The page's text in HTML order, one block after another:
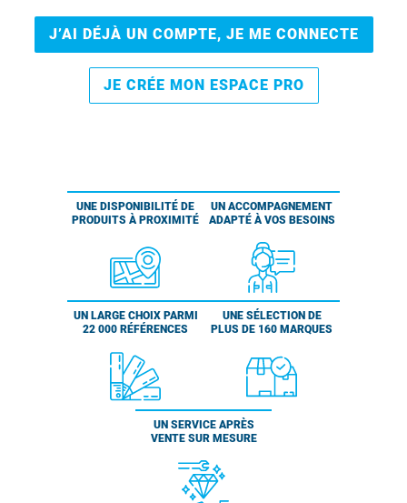
J’AI DÉJÀ UN COMPTE, JE ME CONNECTE
JE CRÉE MON ESPACE PRO
UNE DISPONIBILITÉ DE
PRODUITS À PROXIMITÉ
UN ACCOMPAGNEMENT
ADAPTÉ À VOS BESOINS
UN LARGE CHOIX PARMI
22 000 RÉFÉRENCES
UNE SÉLECTION DE
PLUS DE 160 MARQUES
UN SERVICE APRÈS
VENTE SUR MESURE